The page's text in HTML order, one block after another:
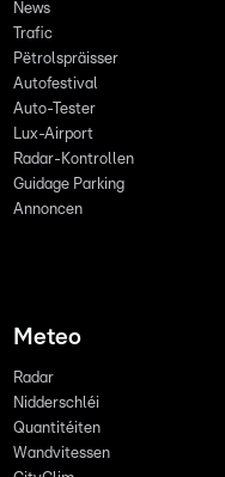
News
Trafic
Pëtrolspräisser
Autofestival
Auto-Tester
Lux-Airport
Radar-Kontrollen
Guidage Parking
Annoncen
Meteo
Radar
Nidderschléi
Quantitéiten
Wandvitessen